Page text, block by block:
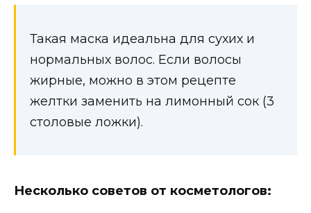
Такая маска идеальна для сухих и
нормальных волос. Если волосы
жирные, можно в этом рецепте
желтки заменить на лимонный сок (3
столовые ложки).
Несколько советов от косметологов: